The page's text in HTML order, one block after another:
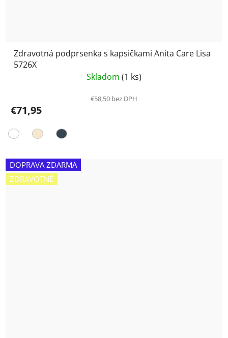
Zdravotná podprsenka s kapsičkami Anita Care Lisa
5726X
Skladom (1 ks)
€58,50 bez DPH
€71,95
DOPRAVA ZDARMA
ZDRAVOTNÉ